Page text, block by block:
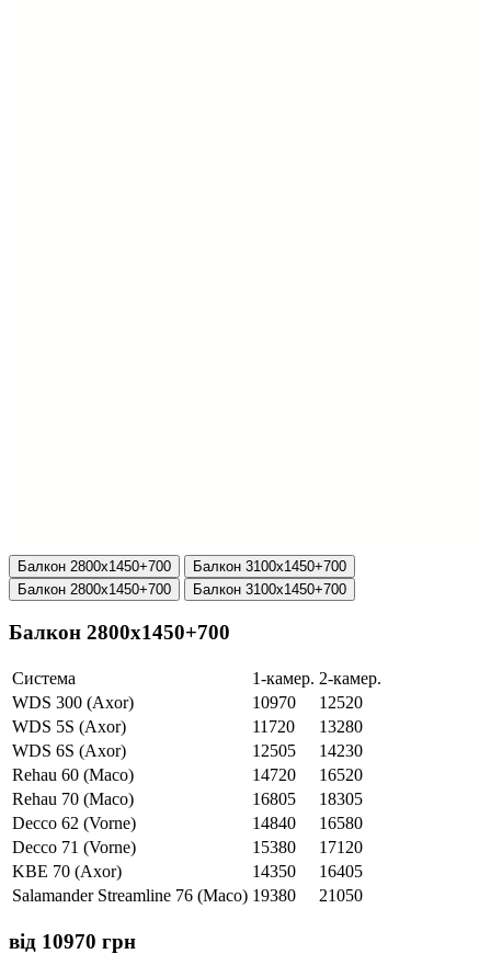
Балкон 2800х1450+700
Балкон 3100х1450+700
Балкон 2800х1450+700
Балкон 3100х1450+700
Балкон 2800х1450+700
Система 1-камер. 2-камер.
WDS 300 (Axor)
10970
12520
WDS 5S (Axor)
11720
13280
WDS 6S (Axor)
12505
14230
Rehau 60 (Maco)
14720
16520
Rehau 70 (Maco)
16805
18305
Decco 62 (Vorne)
14840
16580
Decco 71 (Vorne)
15380
17120
KBE 70 (Axor)
14350
16405
Salamander Streamline 76 (Maco) 19380 21050
від 10970 грн